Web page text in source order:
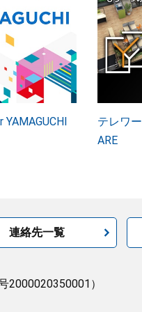
テレワ
ARE
連絡先一覧
2000020350001）